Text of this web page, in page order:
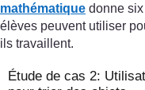
mathématique donne
élèves peuvent utiliser
ils travaillent.
Étude de cas 2: